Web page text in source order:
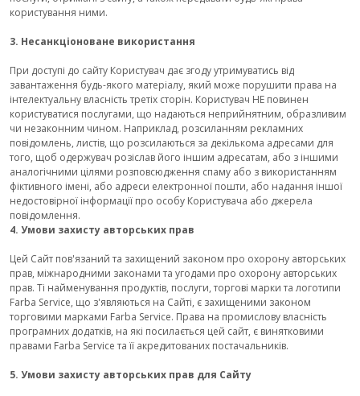
користування ними.
3. Несанкціоноване використання
При доступі до сайту Користувач дає згоду утримуватись від
завантаження будь-якого матеріалу, який може порушити права на
інтелектуальну власність третіх сторін. Користувач НЕ повинен
користуватися послугами, що надаються неприйнятним, образливим
чи незаконним чином. Наприклад, розсиланням рекламних
повідомлень, листів, що розсилаються за декількома адресами для
того, щоб одержувач розіслав його іншим адресатам, або з іншими
аналогічними цілями розповсюдження спаму або з використанням
фіктивного імені, або адреси електронної пошти, або надання іншої
недостовірної інформації про особу Користувача або джерела
повідомлення.
4. Умови захисту авторських прав
Цей Сайт пов'язаний та захищений законом про охорону авторських
прав, міжнародними законами та угодами про охорону авторських
прав. Ті найменування продуктів, послуги, торгові марки та логотипи
Farba Service, що з'являються на Сайті, є захищеними законом
торговими марками Farba Service. Права на промислову власність
програмних додатків, на які посилається цей сайт, є винятковими
правами Farba Service та її акредитованих постачальників.
5. Умови захисту авторських прав для Сайту